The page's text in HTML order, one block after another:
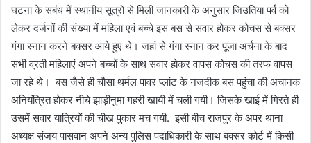
घटना के संबंध में स्थानीय सूत्रों से मिली जानकारी के अनुसार जिउतिया पर्व को
लेकर दर्जनों की संख्या में महिला एवं बच्चे इस बस से सवार होकर कोचस से बक्सर
गंगा स्नान करने बक्सर आये हुए थे। जहां से गंगा स्नान कर पूजा अर्चना के बाद
सभी व्रती महिलाएं अपने बच्चों के साथ सवार होकर वापस कोचस की तरफ वापस
जा रहे थे। बस जैसे ही चौसा थर्मल पावर प्लांट के नजदीक बस पहुंचा की अचानक
अनियंत्रित होकर नीचे झाड़ीनुमा गहरी खायी में चली गयी। जिसके खाई में गिरते ही
उसमें सवार यात्रियों की चीख पुकार मच गयी. इसी बीच राजपुर के अपर थाना
अध्यक्ष संजय पासवान अपने अन्य पुलिस पदाधिकारी के साथ बक्सर कोर्ट में किसी